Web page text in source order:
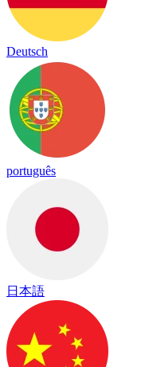
Deutsch
português
日本語